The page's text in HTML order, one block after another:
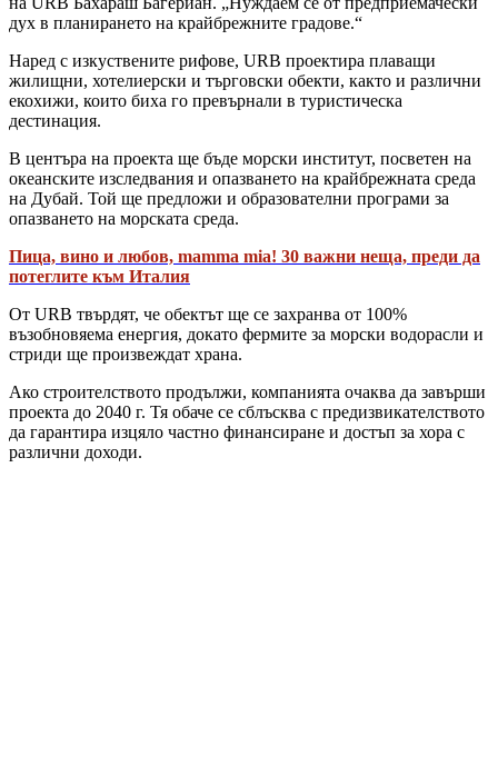
дух в планирането на крайбрежните градове.“
Наред с изкуствените рифове, URB проектира плаващи
жилищни, хотелиерски и търговски обекти, както и различни
екохижи, които биха го превърнали в туристическа
дестинация.
В центъра на проекта ще бъде морски институт, посветен на
океанските изследвания и опазването на крайбрежната среда
на Дубай. Той ще предложи и образователни програми за
опазването на морската среда.
Пица, вино и любов, mamma mia! 30 важни неща, преди да
потеглите към Италия
От URB твърдят, че обектът ще се захранва от 100%
възобновяема енергия, докато фермите за морски водорасли и
стриди ще произвеждат храна.
Ако строителството продължи, компанията очаква да завърши
проекта до 2040 г. Тя обаче се сблъсква с предизвикателството
да гарантира изцяло частно финансиране и достъп за хора с
различни доходи.